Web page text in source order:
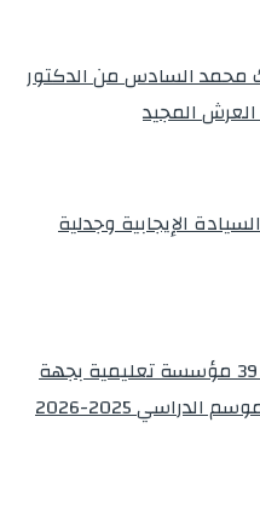
محمد السادس من الدكتور
المجيد
الإيجابية وجدلية
الدكتور نوفل كديلي يتفقد 39 مؤسسة تعليمية بجهة
2025-2026